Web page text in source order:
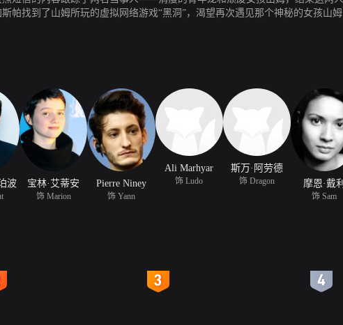
找到了山姆所玩的虚拟网络游戏“黑洞”，渴望再次遇见那个神秘的女孩山姆
波 宝林·艾蒂安
饰 Marion
Pierre Niney
饰 Yann
Ali Marhyar
饰 Ludo
斯万·阿劳德
饰 Dragon 摩恩·戴利
饰 Sam